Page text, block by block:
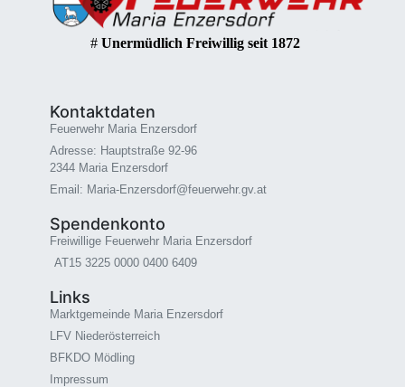
# Unermüdlich Freiwillig seit 1872
Kontaktdaten
Feuerwehr Maria Enzersdorf
Adresse: Hauptstraße 92-96
2344 Maria Enzersdorf
Email: Maria-Enzersdorf@feuerwehr.gv.at
Spendenkonto
Freiwillige Feuerwehr Maria Enzersdorf
AT15 3225 0000 0400 6409
Links
Marktgemeinde Maria Enzersdorf
LFV Niederösterreich
BFKDO Mödling
Impressum